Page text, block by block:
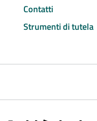
Contatti
Strumenti di tutela